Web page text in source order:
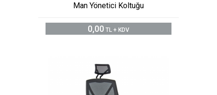
Man Yönetici Koltuğu
0,00 TL + KDV